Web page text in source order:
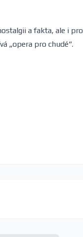
a fakta, ale i
„opera pro chudé“.